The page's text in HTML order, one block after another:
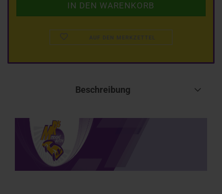
AUF DEN MERKZETTEL
Beschreibung